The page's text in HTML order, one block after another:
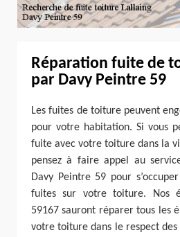
Réparation fuite de
par Davy Peintre 59
Les fuites de toiture peuvent
pour votre habitation. Si vous
fuite avec votre toiture dans la
pensez à faire appel au
Davy Peintre 59 pour
fuites sur votre toiture. Nos
59167 sauront réparer tous les
votre toiture dans le respect des